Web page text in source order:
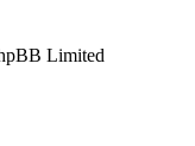
Limited